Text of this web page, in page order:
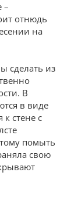
–
отнюдь
на
сделать из
В
в виде
стене с
помыть
свою